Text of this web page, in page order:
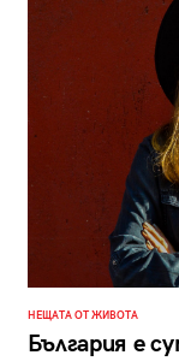
НЕЩАТА ОТ ЖИВОТА
България е